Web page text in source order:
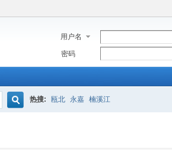
用户名
密码
热搜: 瓯北 永嘉 楠溪江